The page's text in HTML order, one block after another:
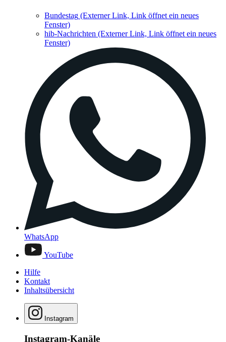
Bundestag (Externer Link, Link öffnet ein neues
Fenster)
hib-Nachrichten (Externer Link, Link öffnet ein neues
Fenster)
WhatsApp
YouTube
Hilfe
Kontakt
Inhaltsübersicht
Instagram
Instagram-Kanäle